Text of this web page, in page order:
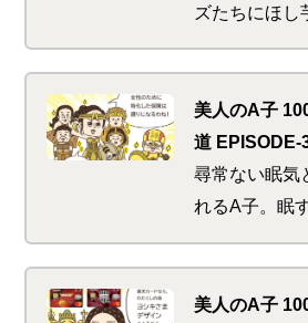
ズたちにほし
け。なんと彼
をあげようと
も断ってくる
サ。駄菓子屋
だったA子に
じられず…
美人のA子
道 EPISODE-
尋常ない眠気
れるA子。眠
みだし、食欲
回転ずしから
シゴ。これは
美人のA子